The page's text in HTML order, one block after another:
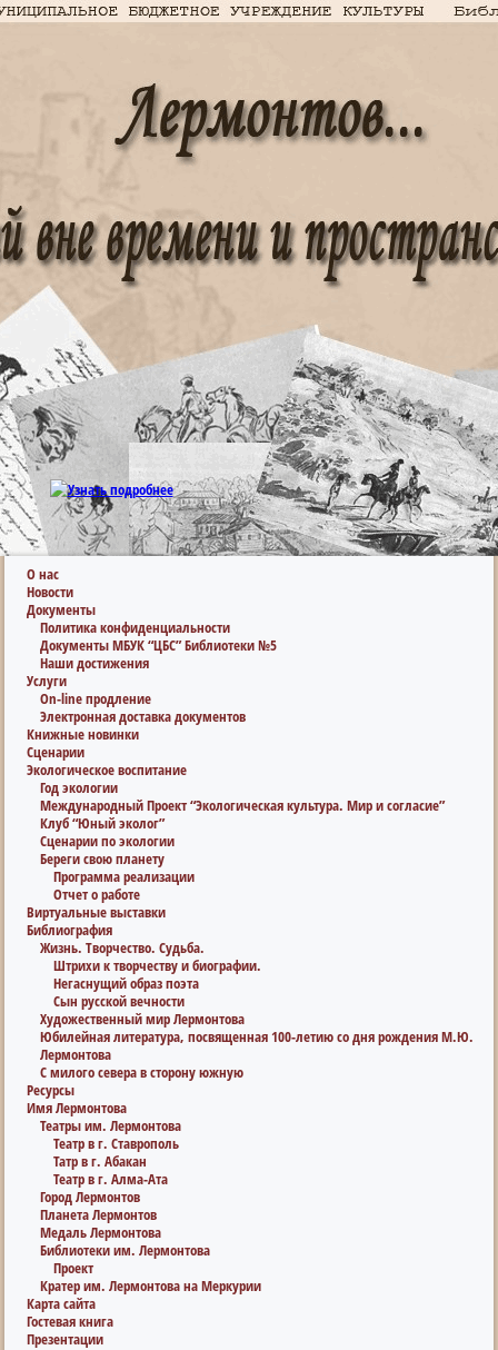
О нас
Новости
Документы
Политика конфиденциальности
Документы МБУК “ЦБС” Библиотеки №5
Наши достижения
Услуги
On-line продление
Электронная доставка документов
Книжные новинки
Сценарии
Экологическое воспитание
Год экологии
Международный Проект “Экологическая культура. Мир и согласие”
Клуб “Юный эколог”
Сценарии по экологии
Береги свою планету
Программа реализации
Отчет о работе
Виртуальные выставки
Библиография
Жизнь. Творчество. Судьба.
Штрихи к творчеству и биографии.
Негаснущий образ поэта
Сын русской вечности
Художественный мир Лермонтова
Юбилейная литература, посвященная 100-летию со дня рождения М.Ю.
Лермонтова
С милого севера в сторону южную
Ресурсы
Имя Лермонтова
Театры им. Лермонтова
Театр в г. Ставрополь
Татр в г. Абакан
Театр в г. Алма-Ата
Город Лермонтов
Планета Лермонтов
Медаль Лермонтова
Библиотеки им. Лермонтова
Проект
Кратер им. Лермонтова на Меркурии
Карта сайта
Гостевая книга
Презентации